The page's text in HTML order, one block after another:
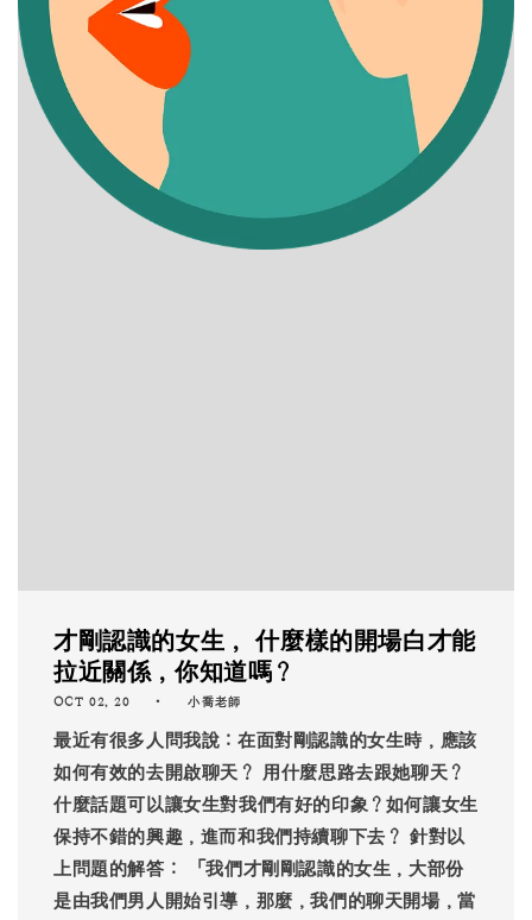
才剛認識的女生， 什麼樣的開場白才能
拉近關係，你知道嗎？
OCT 02, 20 小喬老師
最近有很多人問我說：在面對剛認識的女生時，應該
如何有效的去開啟聊天？ 用什麼思路去跟她聊天？
什麼話題可以讓女生對我們有好的印象？如何讓女生
保持不錯的興趣，進而和我們持續聊下去？ 針對以
上問題的解答： 「我們才剛剛認識的女生，大部份
是由我們男人開始引導，那麼，我們的聊天開場，當